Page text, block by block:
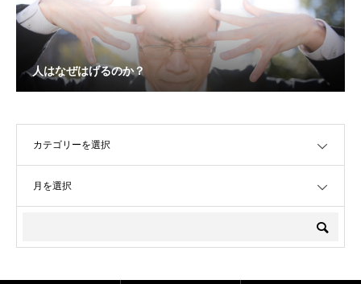
人はなぜはげるのか？